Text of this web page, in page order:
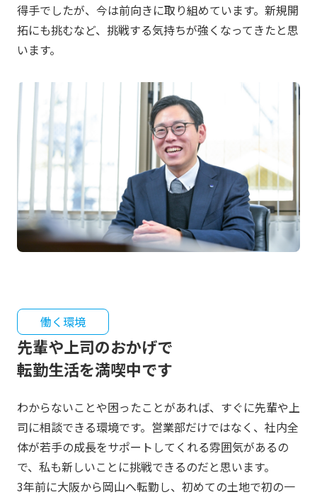
得手でしたが、今は前向きに取り組めています。新規開
拓にも挑むなど、挑戦する気持ちが強くなってきたと思
います。
働く環境
先輩や上司のおかげで
転勤生活を満喫中です
わからないことや困ったことがあれば、すぐに先輩や上
司に相談できる環境です。営業部だけではなく、社内全
体が若手の成長をサポートしてくれる雰囲気があるの
で、私も新しいことに挑戦できるのだと思います。
3年前に大阪から岡山へ転勤し、初めての土地で初の一